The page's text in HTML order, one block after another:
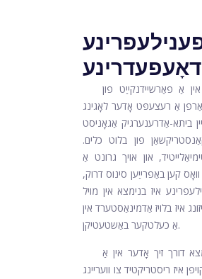
אַ פאַרשיידנקייַט פון
אַ רעצעפּט אָדער לאָגינג
ביתא-אַדרענערגיק אַגאָניסט
פון בלוט כלים.
און אויך גרונט אַ
קען באַפרייַען סינוס דרוק,
איז בנימצא אין מויל
איז בלויז אַדמינאַסטערד אין
אַ כעלטקער באַשטעטיקן.
דורך זיך אָדער אין אַ
ריסטריקטיד צו וועריינג